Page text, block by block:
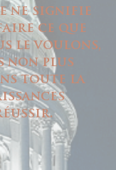
ne signifie
ce que
le voulons,
non plus
toute la